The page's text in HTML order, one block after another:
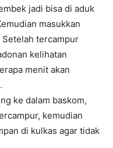
jadi bisa di aduk
masukkan
tercampur
kelihatan
menit akan
ke dalam baskom,
kemudian
di kulkas agar tidak